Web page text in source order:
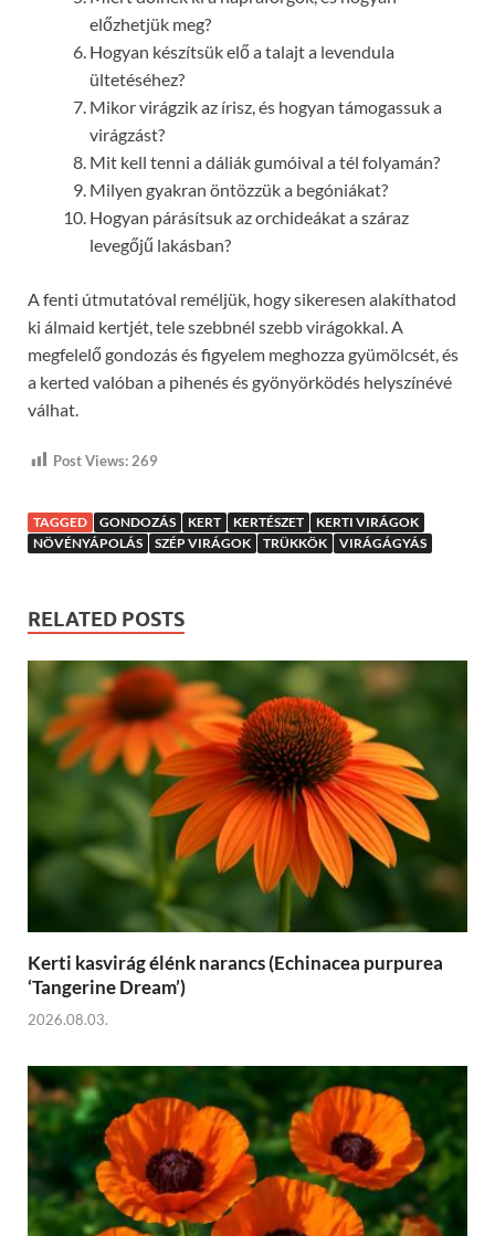
előzhetjük meg?
Hogyan készítsük elő a talajt a levendula
ültetéséhez?
Mikor virágzik az írisz, és hogyan támogassuk a
virágzást?
Mit kell tenni a dáliák gumóival a tél folyamán?
Milyen gyakran öntözzük a begóniákat?
Hogyan párásítsuk az orchideákat a száraz
levegőjű lakásban?
A fenti útmutatóval reméljük, hogy sikeresen alakíthatod
ki álmaid kertjét, tele szebbnél szebb virágokkal. A
megfelelő gondozás és figyelem meghozza gyümölcsét, és
a kerted valóban a pihenés és gyönyörködés helyszínévé
válhat.
Post Views: 269
TAGGED GONDOZÁS KERT KERTÉSZET
KERTI VIRÁGOK
NÖVÉNYÁPOLÁS
SZÉP VIRÁGOK TRÜKKÖK VIRÁGÁGYÁS
RELATED POSTS
Kerti kasvirág élénk narancs (Echinacea purpurea
‘Tangerine Dream’)
2026.08.03.